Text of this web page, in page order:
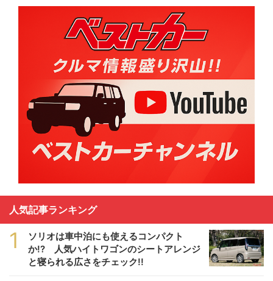
人気記事ランキング
1
ソリオは車中泊にも使えるコンパクト
か!? 人気ハイトワゴンのシートアレンジ
と寝られる広さをチェック!!